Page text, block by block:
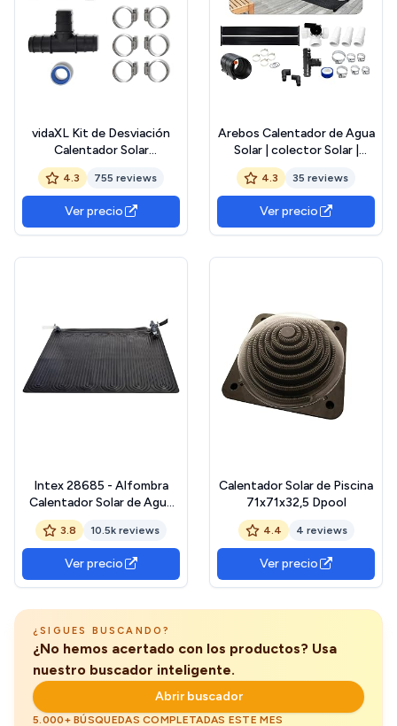
vidaXL Kit de Desviación
Calentador Solar
Calefactor Piscina Agua
SPA
4.3 755 reviews
Ver precio
Arebos Calentador de Agua
Solar | colector Solar |
Calentador de Piscina |
Colchoneta Solar |
Absorbedor Solar | 300 x
66 cm | Plástico Resistente
a los Rayos UV | Incl.
4.3 35 reviews
Ver precio
Intex 28685 - Alfombra
Calentador Solar de Agua
3.8 10.5k reviews
Ver precio
Calentador Solar de Piscina
71x71x32,5 Dpool
4.4 4 reviews
Ver precio
¿SIGUES BUSCANDO?
¿No hemos acertado con los productos? Usa
nuestro buscador inteligente.
Abrir buscador
5.000+ BÚSQUEDAS COMPLETADAS ESTE MES